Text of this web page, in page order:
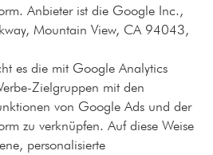
Anbieter ist die Google Inc.,
Mountain View, CA 94043,
es die mit Google Analytics
Zielgruppen mit den
von Google Ads und der
zu verknüpfen. Auf diese Weise
personalisierte